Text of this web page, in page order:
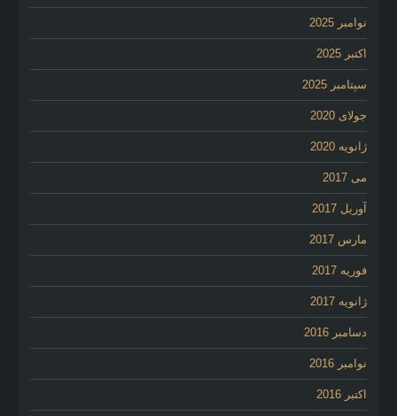
نوامبر 2025
اکتبر 2025
سپتامبر 2025
جولای 2020
ژانویه 2020
می 2017
آوریل 2017
مارس 2017
فوریه 2017
ژانویه 2017
دسامبر 2016
نوامبر 2016
اکتبر 2016